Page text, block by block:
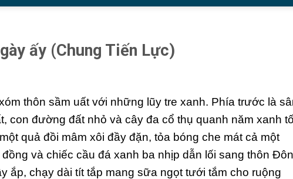
ấy (Chung Tiến Lực)
thôn sầm uất với những lũy tre xanh. Phía trước là
con đường đất nhỏ và cây đa cổ thụ quanh năm xanh
quả đồi mâm xôi đầy đặn, tỏa bóng che mát cả một
và chiếc cầu đá xanh ba nhịp dẫn lối sang thôn
ắp, chạy dài tít tắp mang sữa ngọt tưới tắm cho ruộng